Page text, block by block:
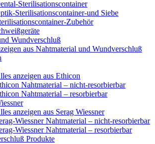
Sterilisationscontainer
Sterilisationscontainer-und Siebe
Zubehör
Wundverschluß
aus Nahtmaterial und Wundverschluß
anzeigen aus Ethicon
Nahtmaterial – nicht-resorbierbar
Nahtmaterial – resorbierbar
anzeigen aus Serag Wiessner
Wiessner Nahtmaterial – nicht-resorbierbar
Wiessner Nahtmaterial – resorbierbar
Produkte